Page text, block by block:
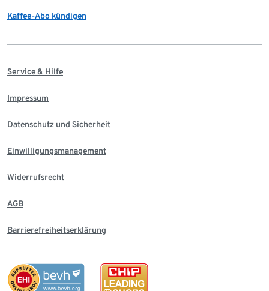
Kaffee-Abo kündigen
Service & Hilfe
Impressum
Datenschutz und Sicherheit
Einwilligungsmanagement
Widerrufsrecht
AGB
Barrierefreiheitserklärung